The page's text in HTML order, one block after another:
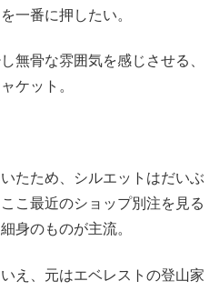
一番に押したい。
無骨な雰囲気を感じさせる、
ケット。
たため、シルエットはだいぶ
こ最近のショップ別注を見る
身のものが主流。
え、元はエベレストの登山家